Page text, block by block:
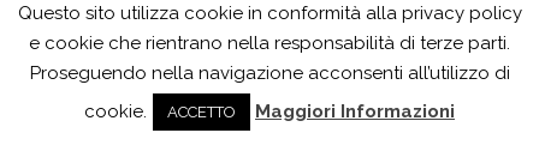
GIORNO OTTAVIANO,DENTI FISSI IN UN GIORNO PALESTRINA ,
DENTI FISSI IN UN GIORNO PALIDORO,DENTI FISSI IN UN
GIORNO PALMAROLA
DENTI FISSI IN UN GIORNO PALOMBARA
SABINA
DENTI FISSI IN UN GIORNO PARCO LEONARDO
FISSI IN UN GIORNO PARIOLI ROMA,DENTI FISSI IN UN
GIORNO PAVONA,DENTI FISSI IN UN GIORNO PIAZZA
Questo sito utilizza cookie in conformità alla privacy policy
e cookie che rientrano nella responsabilità di terze parti.
Proseguendo nella navigazione acconsenti all’utilizzo di
cookie.
ACCETTO Maggiori Informazioni